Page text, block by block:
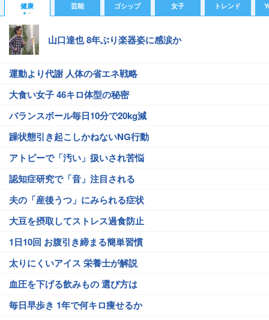
健康 芸能 ゴシップ 女子 トレンド
山口達也 8年ぶり楽器姿に感涙か
運動より代謝 人体の省エネ戦略
大食い女子 46キロ体型の秘密
バランスボール毎日10分で20kg減
躁状態引き起こしかねないNG行動
アトピーで「汚い」扱いされ苦悩
認知症研究で「音」注目される
夫の「産後うつ」にみられる症状
大豆を摂取してストレス過食防止
1日10回 お腹引き締まる簡単習慣
太りにくいアイス 栄養士が解説
血圧を下げる飲みもの 選び方は
毎日早歩き 1年で何キロ痩せるか